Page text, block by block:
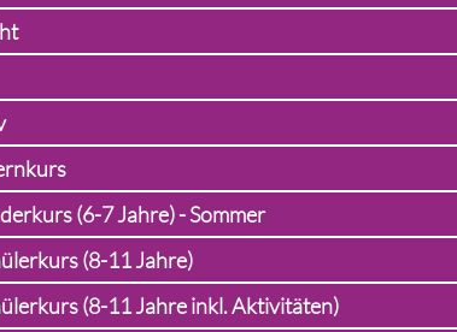
(6-7 Jahre) - Sommer
(8-11 Jahre)
(8-11 Jahre inkl. Aktivitäten)